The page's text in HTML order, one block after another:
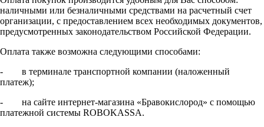
наличными или безналичными средствами на расчетный счет
организации, с предоставлением всех необходимых документов,
предусмотренных законодательством Российской Федерации.
Оплата также возможна следующими способами:
- в терминале транспортной компании (наложенный
платеж);
- на сайте интернет-магазина «Бравокислород» с помощью
платежной системы ROBOKASSA.